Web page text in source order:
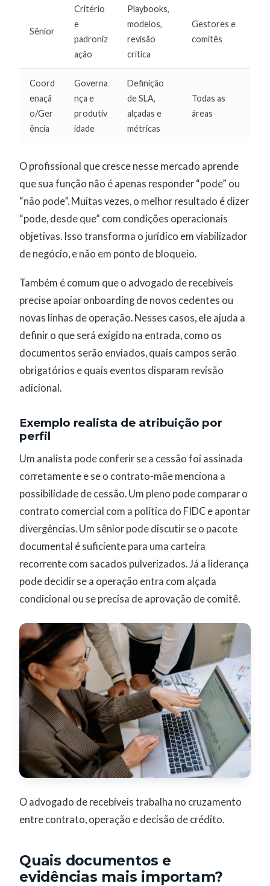
Sênior
Critério
e
padroniz
ação
Playbooks,
modelos,
revisão
crítica
Gestores e
comitês
Coord
enaçã
o/Ger
ência
Governa
nça e
produtiv
idade
Definição
de SLA,
alçadas e
métricas
Todas as
áreas
O profissional que cresce nesse mercado aprende
que sua função não é apenas responder “pode” ou
“não pode”. Muitas vezes, o melhor resultado é dizer
“pode, desde que” com condições operacionais
objetivas. Isso transforma o jurídico em viabilizador
de negócio, e não em ponto de bloqueio.
Também é comum que o advogado de recebíveis
precise apoiar onboarding de novos cedentes ou
novas linhas de operação. Nesses casos, ele ajuda a
definir o que será exigido na entrada, como os
documentos serão enviados, quais campos serão
obrigatórios e quais eventos disparam revisão
adicional.
Exemplo realista de atribuição por
perfil
Um analista pode conferir se a cessão foi assinada
corretamente e se o contrato-mãe menciona a
possibilidade de cessão. Um pleno pode comparar o
contrato comercial com a política do FIDC e apontar
divergências. Um sênior pode discutir se o pacote
documental é suficiente para uma carteira
recorrente com sacados pulverizados. Já a liderança
pode decidir se a operação entra com alçada
condicional ou se precisa de aprovação de comitê.
O advogado de recebíveis trabalha no cruzamento
entre contrato, operação e decisão de crédito.
Quais documentos e
evidências mais importam?